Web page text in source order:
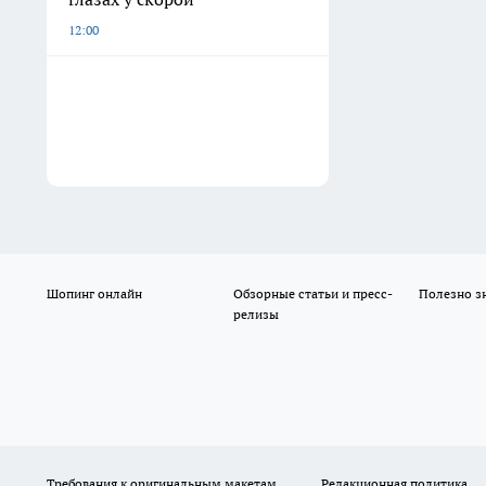
12:00
Шопинг онлайн
Обзорные статьи и пресс-
релизы
Полезно